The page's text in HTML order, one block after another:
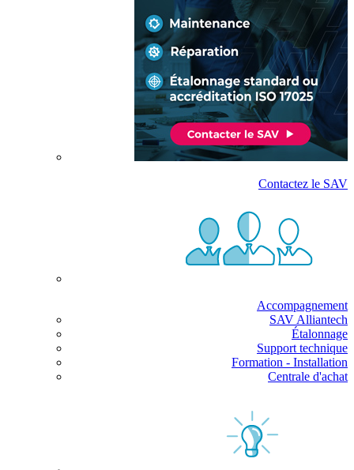
Contactez le SAV
Accompagnement
SAV Alliantech
Étalonnage
Support technique
Formation - Installation
Centrale d'achat